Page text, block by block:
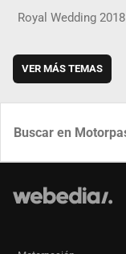
Royal Wedding 2018
VER MÁS TEMAS